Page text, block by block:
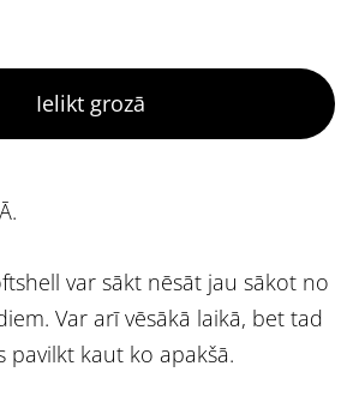
Ielikt grozā
var sākt nēsāt jau sākot no
Var arī vēsākā laikā, bet tad
pavilkt kaut ko apakšā.